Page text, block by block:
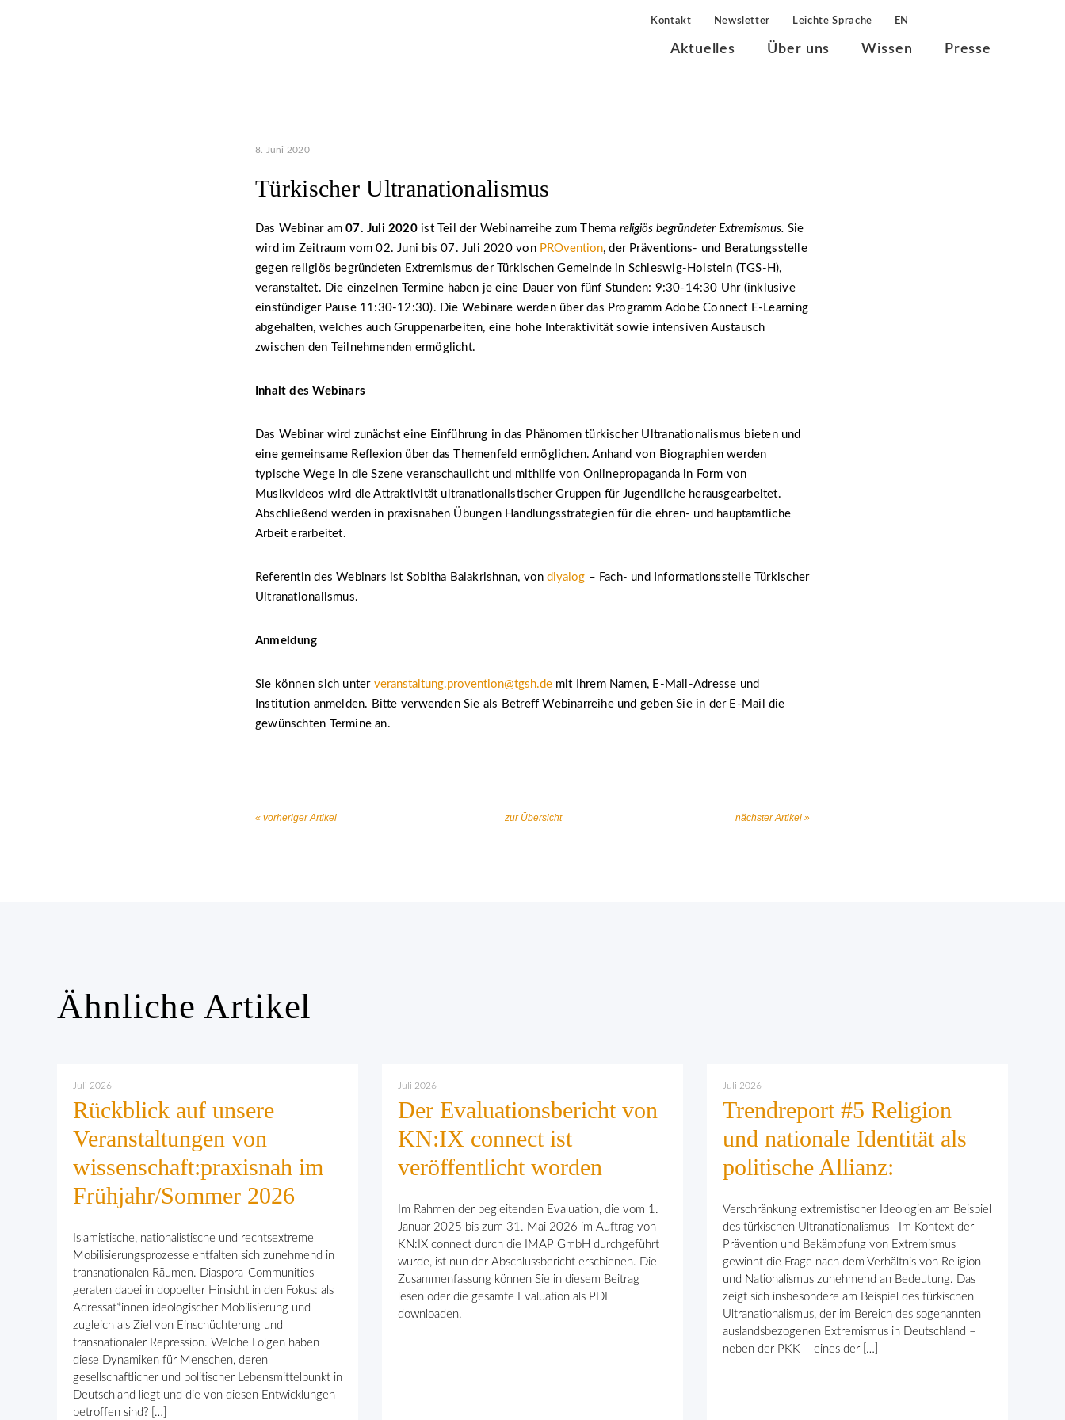
Kontakt Newsletter Leichte Sprache EN
Aktuelles Über uns Wissen Presse
8. Juni 2020
Türkischer Ultranationalismus
Das Webinar am07. Juli 2020ist Teil der Webinarreihe zum Thema religiös begründeter Extremismus. Sie
wird im Zeitraum vom 02. Juni bis 07. Juli 2020 von PROvention, der Präventions- und Beratungsstelle
gegen religiös begründeten Extremismus der Türkischen Gemeinde in Schleswig-Holstein (TGS-H),
veranstaltet. Die einzelnen Termine haben je eine Dauer von fünf Stunden: 9:30-14:30 Uhr (inklusive
einstündiger Pause 11:30-12:30). Die Webinare werden über das Programm Adobe Connect E-Learning
abgehalten, welches auch Gruppenarbeiten, eine hohe Interaktivität sowie intensiven Austausch
zwischen den Teilnehmenden ermöglicht.
Inhalt des Webinars
Das Webinar wird zunächst eine Einführung in das Phänomen türkischer Ultranationalismus bieten und
eine gemeinsame Reflexion über das Themenfeld ermöglichen. Anhand von Biographien werden
typische Wege in die Szene veranschaulicht und mithilfe von Onlinepropaganda in Form von
Musikvideos wird die Attraktivität ultranationalistischer Gruppen für Jugendliche herausgearbeitet.
Abschließend werden in praxisnahen Übungen Handlungsstrategien für die ehren- und hauptamtliche
Arbeit erarbeitet.
Referentin des Webinars ist Sobitha Balakrishnan, vondiyalog – Fach- und Informationsstelle Türkischer
Ultranationalismus.
Anmeldung
Sie können sich unter veranstaltung.provention@tgsh.demit Ihrem Namen, E-Mail-Adresse und
Institution anmelden. Bitte verwenden Sie als Betreff Webinarreihe und geben Sie in der E-Mail die
gewünschten Termine an.
« vorheriger Artikel zur Übersicht nächster Artikel »
Ähnliche Artikel
Juli 2026
Rückblick auf unsere
Veranstaltungen von
wissenschaft:praxisnah im
Frühjahr/Sommer 2026
Islamistische, nationalistische und rechtsextreme
Mobilisierungsprozesse entfalten sich zunehmend in
transnationalen Räumen. Diaspora-Communities
geraten dabei in doppelter Hinsicht in den Fokus: als
Adressat*innen ideologischer Mobilisierung und
zugleich als Ziel von Einschüchterung und
transnationaler Repression. Welche Folgen haben
diese Dynamiken für Menschen, deren
gesellschaftlicher und politischer Lebensmittelpunkt in
Deutschland liegt und die von diesen Entwicklungen
betroffen sind? […]
Juli 2026
Der Evaluationsbericht von
KN:IX connect ist
veröffentlicht worden
Im Rahmen der begleitenden Evaluation, die vom 1.
Januar 2025 bis zum 31. Mai 2026 im Auftrag von
KN:IX connect durch die IMAP GmbH durchgeführt
wurde, ist nun der Abschlussbericht erschienen. Die
Zusammenfassung können Sie in diesem Beitrag
lesen oder die gesamte Evaluation als PDF
downloaden.
Juli 2026
Trendreport #5 Religion
und nationale Identität als
politische Allianz:
Verschränkung extremistischer Ideologien am Beispiel
des türkischen Ultranationalismus Im Kontext der
Prävention und Bekämpfung von Extremismus
gewinnt die Frage nach dem Verhält­nis von Religion
und Nationalismus zunehmend an Bedeutung. Das
zeigt sich insbesondere am Beispiel des türkischen
Ultranationalismus, der im Bereich des sogenannten
auslandsbezogenen Extremismus in Deutschland –
neben der PKK – eines der […]